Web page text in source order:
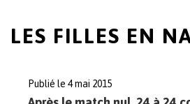
LES FILLES EN
Publié le 4 mai 2015